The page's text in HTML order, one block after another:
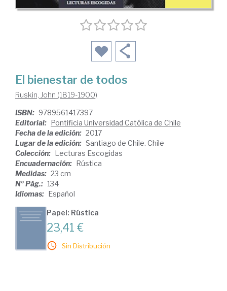
El bienestar de todos
Ruskin, John (1819-1900)
ISBN: 9789561417397
Editorial: Pontificia Universidad Católica de Chile
Fecha de la edición: 2017
Lugar de la edición: Santiago de Chile. Chile
Colección: Lecturas Escogidas
Encuadernación: Rústica
Medidas: 23 cm
Nº Pág.: 134
Idiomas: Español
Papel: Rústica
23,41 €
Sin Distribución